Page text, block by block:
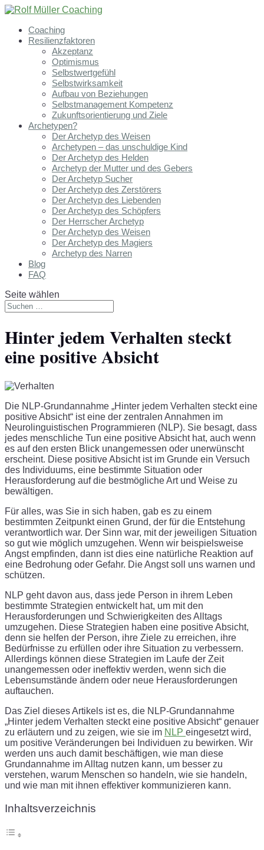
Coaching
Resilienzfaktoren
Akzeptanz
Optimismus
Selbstwertgefühl
Selbstwirksamkeit
Aufbau von Beziehungen
Selbstmanagement Kompetenz
Zukunftsorientierung und Ziele
Archetypen?
Der Archetyp des Weisen
Archetypen – das unschuldige Kind
Der Archetyp des Helden
Archetyp der Mutter und des Gebers
Der Archetyp Sucher
Der Archetyp des Zerstörers
Der Archetyp des Liebenden
Der Archetyp des Schöpfers
Der Herrscher Archetyp
Der Archetyp des Weisen
Der Archetyp des Magiers
Archetyp des Narren
Blog
FAQ
Seite wählen
Hinter jedem Verhalten steckt
eine positive Absicht
Die NLP-Grundannahme „Hinter jedem Verhalten steckt eine
positive Absicht“ ist eine der zentralen Annahmen im
Neurolinguistischen Programmieren (NLP). Sie besagt, dass
jedes menschliche Tun eine positive Absicht hat, auch wenn
es auf den ersten Blick unangemessen oder unerwünscht
erscheint. Diese positive Absicht ist im Grunde ein Versuch
des Individuums, eine bestimmte Situation oder
Herausforderung auf die bestmögliche Art und Weise zu
bewältigen.
Für alles, was Sie in sich haben, gab es zu einem
bestimmten Zeitpunkt einen Grund, der für die Entstehung
verantwortlich war. Der Sinn war, mit der jeweiligen Situation
so gut wie möglich umzugehen. Wenn wir beispielsweise
Angst empfinden, dann ist dies eine natürliche Reaktion auf
eine Bedrohung oder Gefahr. Die Angst soll uns warnen und
schützen.
NLP geht davon aus, dass jede Person in ihrem Leben
bestimmte Strategien entwickelt hat, um mit den
Herausforderungen und Schwierigkeiten des Alltags
umzugehen. Diese Strategien haben eine positive Absicht,
denn sie helfen der Person, ihre Ziele zu erreichen, ihre
Bedürfnisse zu erfüllen oder ihre Situation zu verbessern.
Allerdings können diese Strategien im Laufe der Zeit
unangemessen oder ineffektiv werden, wenn sich die
Lebensumstände ändern oder neue Herausforderungen
auftauchen.
Das Ziel dieses Artikels ist es, die NLP-Grundannahme
„Hinter jedem Verhalten steckt eine positive Absicht“ genauer
zu erläutern und zu zeigen, wie sie im NLP eingesetzt wird,
um positive Veränderungen bei Individuen zu bewirken. Wir
werden uns auch damit beschäftigen, wie man diese
Grundannahme im Alltag nutzen kann, um besser zu
verstehen, warum Menschen so handeln, wie sie handeln,
und wie man mit ihnen effektiver kommunizieren kann.
Inhaltsverzeichnis